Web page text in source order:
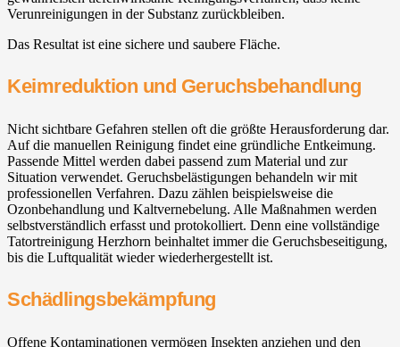
Verunreinigungen in der Substanz zurückbleiben.
Das Resultat ist eine sichere und saubere Fläche.
Keimreduktion und Geruchsbehandlung
Nicht sichtbare Gefahren stellen oft die größte Herausforderung dar.
Auf die manuellen Reinigung findet eine gründliche Entkeimung.
Passende Mittel werden dabei passend zum Material und zur
Situation verwendet. Geruchsbelästigungen behandeln wir mit
professionellen Verfahren. Dazu zählen beispielsweise die
Ozonbehandlung und Kaltvernebelung. Alle Maßnahmen werden
selbstverständlich erfasst und protokolliert. Denn eine vollständige
Tatortreinigung Herzhorn beinhaltet immer die Geruchsbeseitigung,
bis die Luftqualität wieder wiederhergestellt ist.
Schädlingsbekämpfung
Offene Kontaminationen vermögen Insekten anziehen und den